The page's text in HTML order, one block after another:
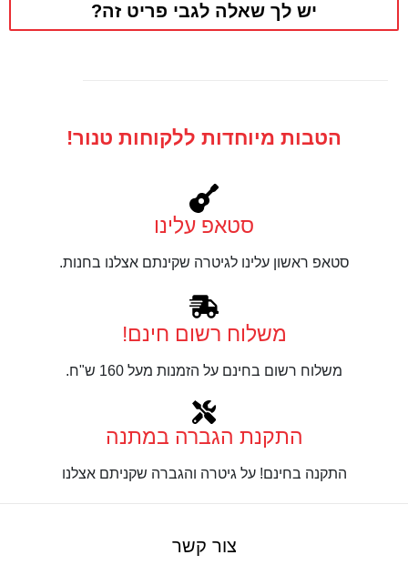
יש לך שאלה לגבי פריט זה?
הטבות מיוחדות ללקוחות טנור!
סטאפ עלינו
סטאפ ראשון עלינו לגיטרה שקינתם אצלנו בחנות.
משלוח רשום חינם!
משלוח רשום בחינם על הזמנות מעל 160 ש"ח.
התקנת הגברה במתנה
התקנה בחינם! על גיטרה והגברה שקניתם אצלנו
צור קשר